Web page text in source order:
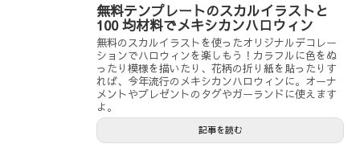
無料テンプレートのスカルイラストと
100 均材料でメキシカンハロウィン
無料のスカルイラストを使ったオリジナルデコレー
ションでハロウィンを楽しもう！カラフルに色をぬ
ったり模様を描いたり、花柄の折り紙を貼ったりす
れば、今年流行のメキシカンハロウィンに。オーナ
メントやプレゼントのタグやガーランドに使えます
よ。
記事を読む